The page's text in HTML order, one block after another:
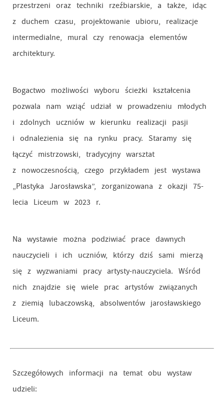
przestrzeni oraz techniki rzeźbiarskie, a także, idąc
z duchem czasu, projektowanie ubioru, realizacje
intermedialne, mural czy renowacja elementów
architektury.
Bogactwo możliwości wyboru ścieżki kształcenia
pozwala nam wziąć udział w prowadzeniu młodych
i zdolnych uczniów w kierunku realizacji pasji
i odnalezienia się na rynku pracy. Staramy się
łączyć mistrzowski, tradycyjny warsztat
z nowoczesnością, czego przykładem jest wystawa
„Plastyka Jarosławska”, zorganizowana z okazji 75-
lecia Liceum w 2023 r.
Na wystawie można podziwiać prace dawnych
nauczycieli i ich uczniów, którzy dziś sami mierzą
się z wyzwaniami pracy artysty-nauczyciela. Wśród
nich znajdzie się wiele prac artystów związanych
z ziemią lubaczowską, absolwentów jarosławskiego
Liceum.
Szczegółowych informacji na temat obu wystaw
udzieli: